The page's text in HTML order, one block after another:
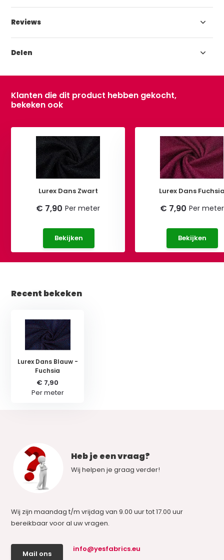
Reviews
Delen
Klanten die dit product hebben gekocht,
bekeken ook
Lurex Dans Zwart
€ 7,90 Per meter
Bekijken
Lurex Dans
€ 7,90 Per meter
Bekijken
Recent bekeken
Lurex Dans Blauw -
Fuchsia
€ 7,90
Per meter
Heb je een vraag?
Wij helpen je graag verder!
Wij zijn maandag t/m vrijdag van 9.00 uur tot 17.00 uur
bereikbaar voor al uw vragen.
Mail ons
info@yesfabrics.eu